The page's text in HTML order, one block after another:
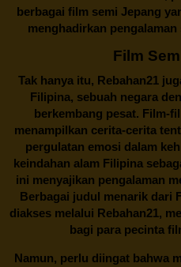
berbagai film semi Jepang
menghadirkan
Film
Tak hanya itu, Rebahan21
Filipina, sebuah negara
berkembang pesat. Film-
menampilkan cerita-cerita
pergulatan emosi dalam
keindahan alam Filipina
ini menyajikan pengalaman
Berbagai judul menarik dari
diakses melalui Rebahan21,
bagi para pecinta
Namun, perlu diingat bahwa